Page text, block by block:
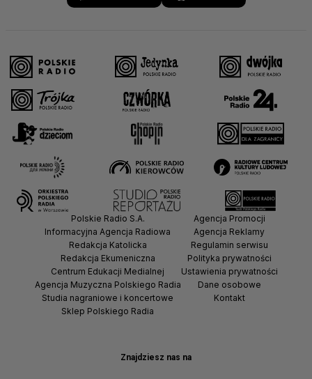
Znajdziesz nas na
Polskie Radio S.A.
Informacyjna Agencja Radiowa
Redakcja Katolicka
Redakcja Ekumeniczna
Centrum Edukacji Medialnej
Agencja Muzyczna Polskiego Radia
Studia nagraniowe i koncertowe
Sklep Polskiego Radia
Agencja Promocji
Agencja Reklamy
Regulamin serwisu
Polityka prywatności
Ustawienia prywatności
Dane osobowe
Kontakt